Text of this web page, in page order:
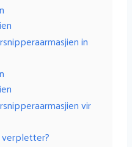
in
vir